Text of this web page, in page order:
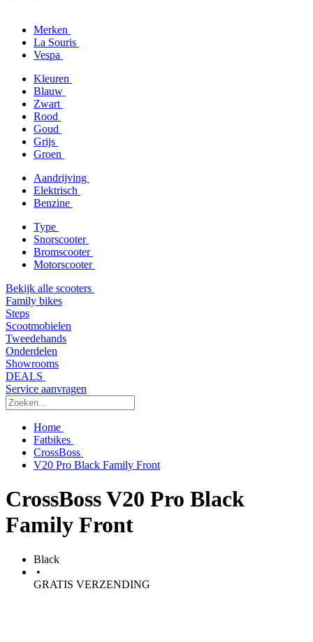
Merken
La Souris
Vespa
Kleuren
Blauw
Zwart
Rood
Goud
Grijs
Groen
Aandrijving
Elektrisch
Benzine
Type
Snorscooter
Bromscooter
Motorscooter
Bekijk alle scooters
Family bikes
Steps
Scootmobielen
Tweedehands
Onderdelen
Showrooms
DEALS
Service aanvragen
Home
Fatbikes
CrossBoss
V20 Pro Black Family Front
CrossBoss V20 Pro Black
Family Front
Black
•
GRATIS VERZENDING